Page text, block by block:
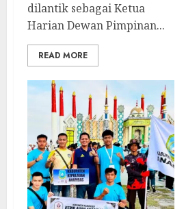
dilantik sebagai Ketua
Harian Dewan Pimpinan...
READ MORE